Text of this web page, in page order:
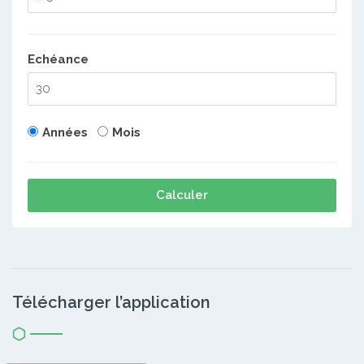
Echéance
Années Mois
Calculer
Télécharger l’application